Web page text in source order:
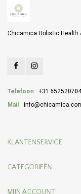
Chicamica Holistic Health
Telefoon
+31 652520704
Mail
KLANTENSERVICE
CATEGORIEËN
MIJN ACCOUNT